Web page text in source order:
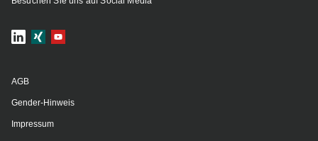
AGB
Gender-Hinweis
Impressum